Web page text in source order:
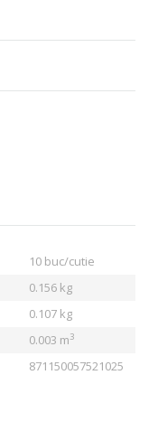
10 buc/cutie
0.156 kg
0.107 kg
0.003 m3
871150057521025